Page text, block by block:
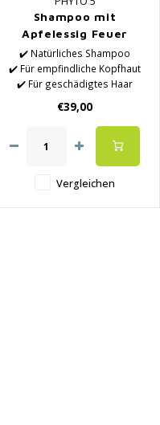
Shampoo mit
Apfelessig Feuer
✔️ Natürliches Shampoo
✔️ Für empfindliche Kopfhaut
✔️ Für geschädigtes Haar
Pflege
✔️ Verbessert den
Haarzustand und die
€39,00
Vergleichen